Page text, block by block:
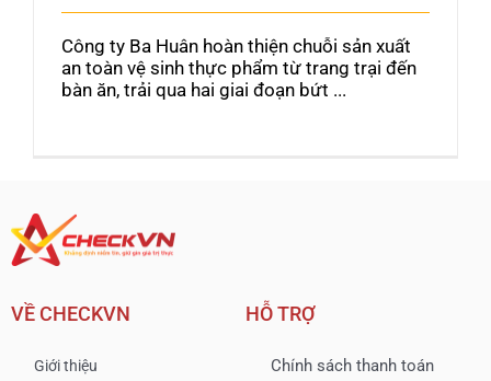
Công ty Ba Huân hoàn thiện chuỗi sản xuất
an toàn vệ sinh thực phẩm từ trang trại đến
bàn ăn, trải qua hai giai đoạn bứt ...
VỀ CHECKVN
Giới thiệu
HỖ TRỢ
Chính sách thanh toán